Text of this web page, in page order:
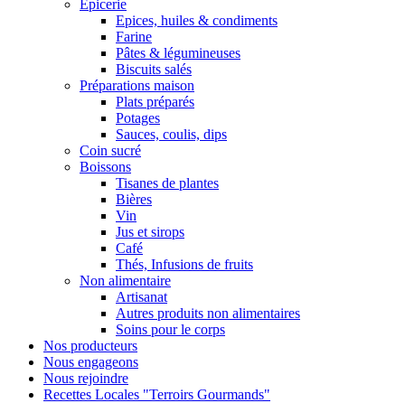
Epicerie
Epices, huiles & condiments
Farine
Pâtes & légumineuses
Biscuits salés
Préparations maison
Plats préparés
Potages
Sauces, coulis, dips
Coin sucré
Boissons
Tisanes de plantes
Bières
Vin
Jus et sirops
Café
Thés, Infusions de fruits
Non alimentaire
Artisanat
Autres produits non alimentaires
Soins pour le corps
Nos producteurs
Nous engageons
Nous rejoindre
Recettes Locales "Terroirs Gourmands"